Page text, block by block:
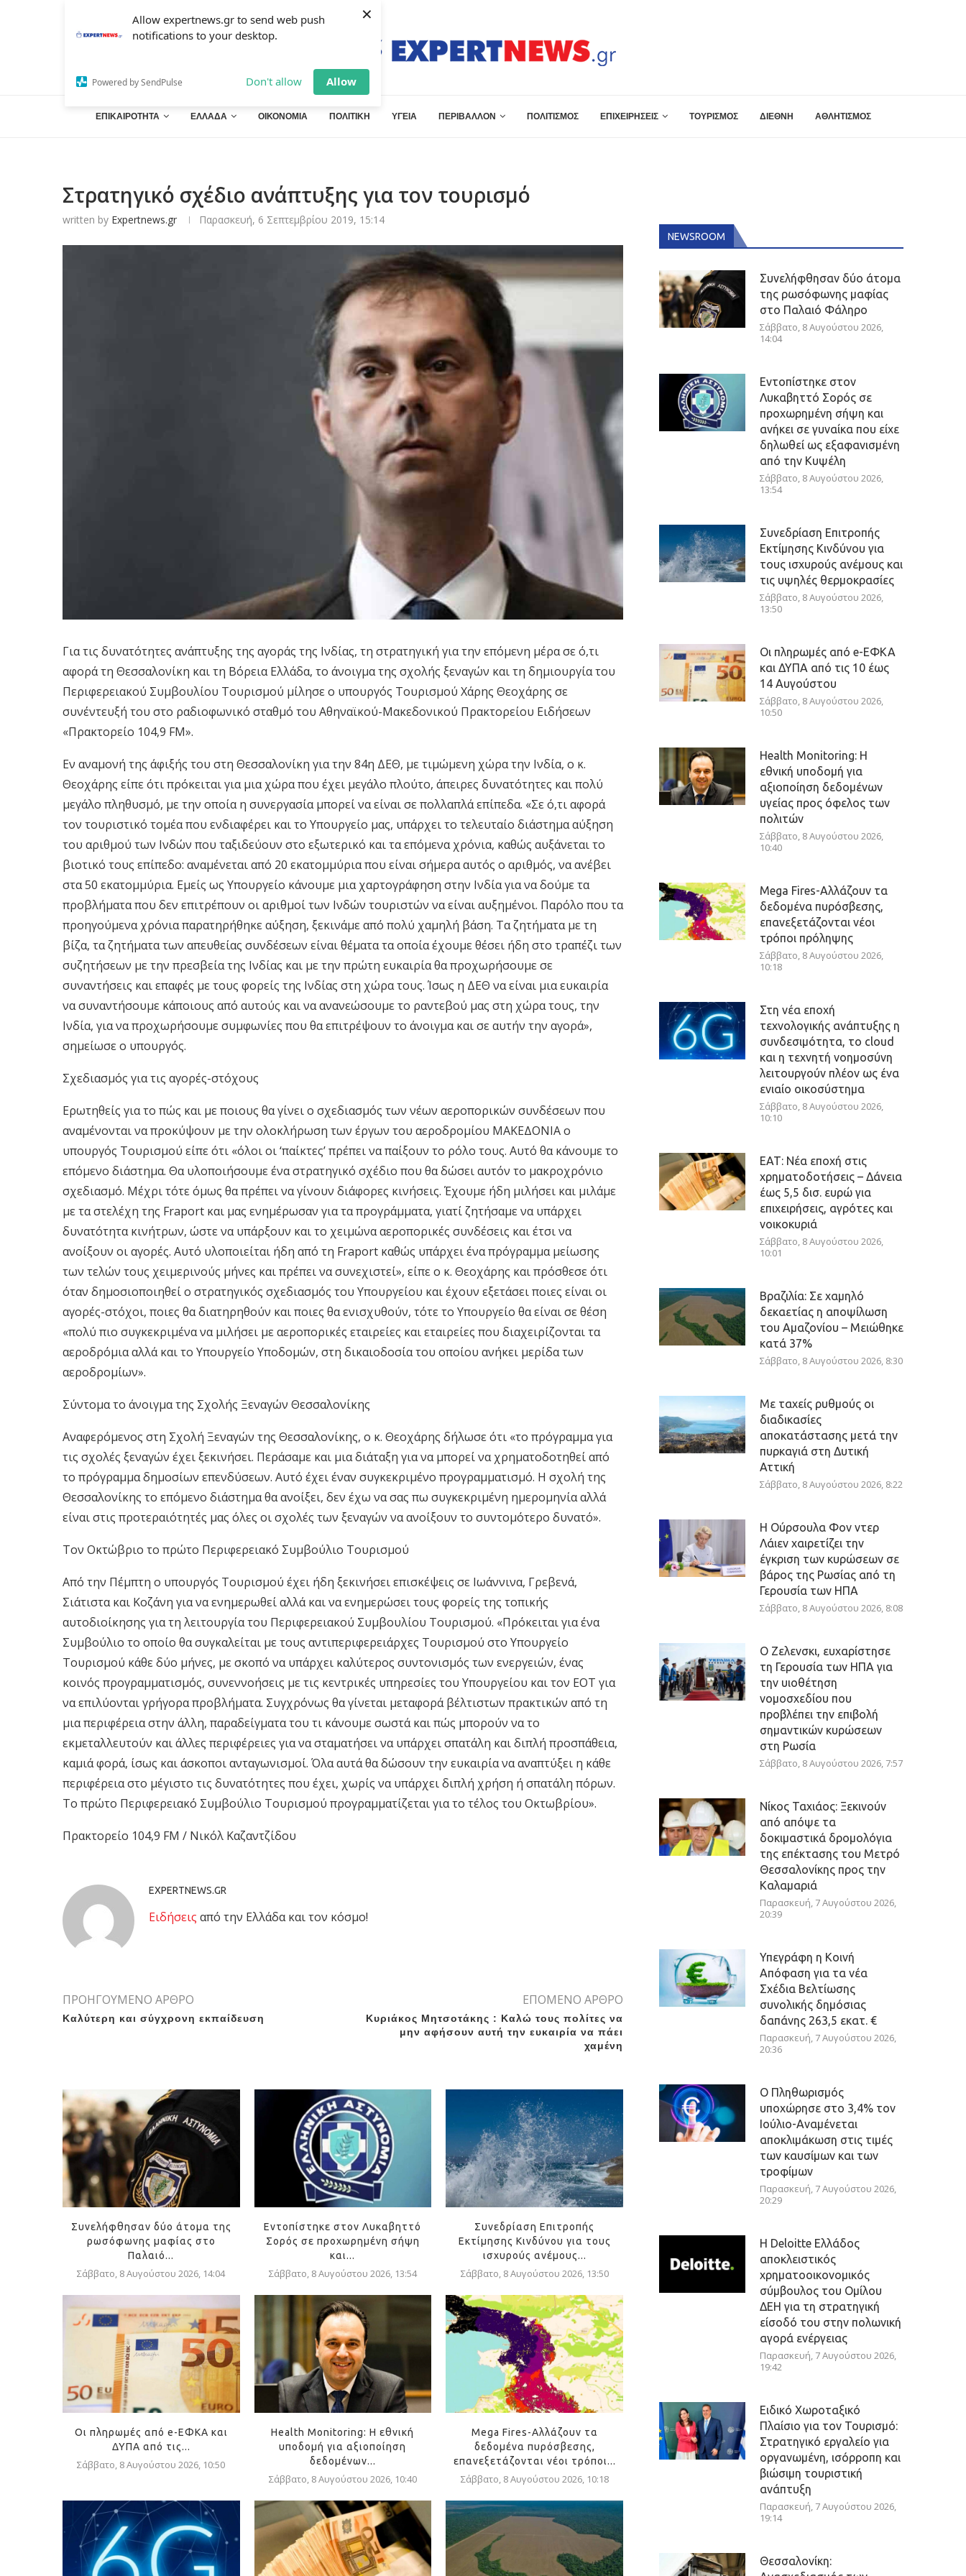
Allow expertnews.gr to send web push
notifications to your desktop.
Powered by SendPulse Don't allow Allow
×
ΕΠΙΚΑΙΡΟΤΗΤΑ ΕΛΛΑΔΑ ΟΙΚΟΝΟΜΙΑ ΠΟΛΙΤΙΚΗ ΥΓΕΙΑ ΠΕΡΙΒΑΛΛΟΝ ΠΟΛΙΤΙΣΜΟΣ ΕΠΙΧΕΙΡΗΣΕΙΣ ΤΟΥΡΙΣΜΟΣ ΔΙΕΘΝΗ ΑΘΛΗΤΙΣΜΟΣ
Στρατηγικό σχέδιο ανάπτυξης για τον τουρισμό
written by Expertnews.gr Παρασκευή, 6 Σεπτεμβρίου 2019, 15:14
Για τις δυνατότητες ανάπτυξης της αγοράς της Ινδίας, τη στρατηγική για την επόμενη μέρα σε ό,τι
αφορά τη Θεσσαλονίκη και τη Βόρεια Ελλάδα, το άνοιγμα της σχολής ξεναγών και τη δημιουργία του
Περιφερειακού Συμβουλίου Τουρισμού μίλησε ο υπουργός Τουρισμού Χάρης Θεοχάρης σε
συνέντευξή του στο ραδιοφωνικό σταθμό του Αθηναϊκού-Μακεδονικού Πρακτορείου Ειδήσεων
«Πρακτορείο 104,9 FM».
Εν αναμονή της άφιξής του στη Θεσσαλονίκη για την 84η ΔΕΘ, με τιμώμενη χώρα την Ινδία, ο κ.
Θεοχάρης είπε ότι πρόκειται για μια χώρα που έχει μεγάλο πλούτο, άπειρες δυνατότητες και πολύ
μεγάλο πληθυσμό, με την οποία η συνεργασία μπορεί να είναι σε πολλαπλά επίπεδα. «Σε ό,τι αφορά
τον τουριστικό τομέα που ενδιαφέρει και το Υπουργείο μας, υπάρχει το τελευταίο διάστημα αύξηση
του αριθμού των Ινδών που ταξιδεύουν στο εξωτερικό και τα επόμενα χρόνια, καθώς αυξάνεται το
βιοτικό τους επίπεδο: αναμένεται από 20 εκατομμύρια που είναι σήμερα αυτός ο αριθμός, να ανέβει
στα 50 εκατομμύρια. Εμείς ως Υπουργείο κάνουμε μια χαρτογράφηση στην Ινδία για να δούμε τα
προβλήματα που δεν επιτρέπουν οι αριθμοί των Ινδών τουριστών να είναι αυξημένοι. Παρόλο που τα
προηγούμενα χρόνια παρατηρήθηκε αύξηση, ξεκινάμε από πολύ χαμηλή βάση. Τα ζητήματα με τη
βίζα, τα ζητήματα των απευθείας συνδέσεων είναι θέματα τα οποία έχουμε θέσει ήδη στο τραπέζι των
συζητήσεων με την πρεσβεία της Ινδίας και με την πρώτη ευκαιρία θα προχωρήσουμε σε
συναντήσεις και επαφές με τους φορείς της Ινδίας στη χώρα τους. Ίσως η ΔΕΘ να είναι μια ευκαιρία
να συναντήσουμε κάποιους από αυτούς και να ανανεώσουμε το ραντεβού μας στη χώρα τους, την
Ινδία, για να προχωρήσουμε συμφωνίες που θα επιτρέψουν το άνοιγμα και σε αυτήν την αγορά»,
σημείωσε ο υπουργός.
Σχεδιασμός για τις αγορές-στόχους
Ερωτηθείς για το πώς και με ποιους θα γίνει ο σχεδιασμός των νέων αεροπορικών συνδέσεων που
αναμένονται να προκύψουν με την ολοκλήρωση των έργων του αεροδρομίου ΜΑΚΕΔΟΝΙΑ ο
υπουργός Τουρισμού είπε ότι «όλοι οι ‘παίκτες’ πρέπει να παίξουν το ρόλο τους. Αυτό θα κάνουμε το
επόμενο διάστημα. Θα υλοποιήσουμε ένα στρατηγικό σχέδιο που θα δώσει αυτόν το μακροχρόνιο
σχεδιασμό. Μέχρι τότε όμως θα πρέπει να γίνουν διάφορες κινήσεις. Έχουμε ήδη μιλήσει και μιλάμε
με τα στελέχη της Fraport και μας ενημέρωσαν για τα προγράμματα, γιατί ζητήσαμε να υπάρχει
δυνατότητα κινήτρων, ώστε να υπάρξουν και το χειμώνα αεροπορικές συνδέσεις και έτσι να
ανοίξουν οι αγορές. Αυτό υλοποιείται ήδη από τη Fraport καθώς υπάρχει ένα πρόγραμμα μείωσης
των τελών τους χειμερινούς μήνες και πρέπει να συνεχιστεί», είπε ο κ. Θεοχάρης και πρόσθεσε ότι
όταν δημοσιοποιηθεί ο στρατηγικός σχεδιασμός του Υπουργείου και έχουν εξετάσει ποιες είναι οι
αγορές-στόχοι, ποιες θα διατηρηθούν και ποιες θα ενισχυθούν, τότε το Υπουργείο θα είναι σε θέση
«πολύ πιο συγκεκριμένα να μιλήσει με αεροπορικές εταιρείες και εταιρείες που διαχειρίζονται τα
αεροδρόμια αλλά και το Υπουργείο Υποδομών, στη δικαιοδοσία του οποίου ανήκει μερίδα των
αεροδρομίων».
Σύντομα το άνοιγμα της Σχολής Ξεναγών Θεσσαλονίκης
Αναφερόμενος στη Σχολή Ξεναγών της Θεσσαλονίκης, ο κ. Θεοχάρης δήλωσε ότι «το πρόγραμμα για
τις σχολές ξεναγών έχει ξεκινήσει. Περάσαμε και μια διάταξη για να μπορεί να χρηματοδοτηθεί από
το πρόγραμμα δημοσίων επενδύσεων. Αυτό έχει έναν συγκεκριμένο προγραμματισμό. Η σχολή της
Θεσσαλονίκης το επόμενο διάστημα θα ανοίξει, δεν έχω να σας πω συγκεκριμένη ημερομηνία αλλά
είναι στις προτεραιότητές μας όλες οι σχολές των ξεναγών να ανοίξουν το συντομότερο δυνατό».
Τον Οκτώβριο το πρώτο Περιφερειακό Συμβούλιο Τουρισμού
Από την Πέμπτη ο υπουργός Τουρισμού έχει ήδη ξεκινήσει επισκέψεις σε Ιωάννινα, Γρεβενά,
Σιάτιστα και Κοζάνη για να ενημερωθεί αλλά και να ενημερώσει τους φορείς της τοπικής
αυτοδιοίκησης για τη λειτουργία του Περιφερειακού Συμβουλίου Τουρισμού. «Πρόκειται για ένα
Συμβούλιο το οποίο θα συγκαλείται με τους αντιπεριφερειάρχες Τουρισμού στο Υπουργείο
Τουρισμού κάθε δύο μήνες, με σκοπό να υπάρχει καλύτερος συντονισμός των ενεργειών, ένας
κοινός προγραμματισμός, συνεννοήσεις με τις κεντρικές υπηρεσίες του Υπουργείου και τον ΕΟΤ για
να επιλύονται γρήγορα προβλήματα. Συγχρόνως θα γίνεται μεταφορά βέλτιστων πρακτικών από τη
μια περιφέρεια στην άλλη, παραδείγματα του τι κάνουμε σωστά και πώς μπορούν να το
εκμεταλλευτούν και άλλες περιφέρειες για να σταματήσει να υπάρχει σπατάλη και διπλή προσπάθεια,
καμιά φορά, ίσως και άσκοποι ανταγωνισμοί. Όλα αυτά θα δώσουν την ευκαιρία να αναπτύξει η κάθε
περιφέρεια στο μέγιστο τις δυνατότητες που έχει, χωρίς να υπάρχει διπλή χρήση ή σπατάλη πόρων.
Το πρώτο Περιφερειακό Συμβούλιο Τουρισμού προγραμματίζεται για το τέλος του Οκτωβρίου».
Πρακτορείο 104,9 FM / Νικόλ Καζαντζίδου
EXPERTNEWS.GR
Eιδήσεις από την Ελλάδα και τον κόσμο!
ΠΡΟΗΓΟΥΜΕΝΟ ΑΡΘΡΟ
Καλύτερη και σύγχρονη εκπαίδευση
ΕΠΟΜΕΝΟ ΑΡΘΡΟ
Κυριάκος Μητσοτάκης : Καλώ τους πολίτες να
μην αφήσουν αυτή την ευκαιρία να πάει
χαμένη
Συνελήφθησαν δύο άτομα της
ρωσόφωνης μαφίας στο
Παλαιό...
Σάββατο, 8 Αυγούστου 2026, 14:04
Εντοπίστηκε στον Λυκαβηττό
Σορός σε προχωρημένη σήψη
και...
Σάββατο, 8 Αυγούστου 2026, 13:54
Συνεδρίαση Επιτροπής
Εκτίμησης Κινδύνου για τους
ισχυρούς ανέμους...
Σάββατο, 8 Αυγούστου 2026, 13:50
Οι πληρωμές από e-ΕΦΚΑ και
ΔΥΠΑ από τις...
Σάββατο, 8 Αυγούστου 2026, 10:50
Health Monitoring: Η εθνική
υποδομή για αξιοποίηση
δεδομένων...
Σάββατο, 8 Αυγούστου 2026, 10:40
Mega Fires-Αλλάζουν τα
δεδομένα πυρόσβεσης,
επανεξετάζονται νέοι τρόποι...
Σάββατο, 8 Αυγούστου 2026, 10:18
NEWSROOM
Συνελήφθησαν δύο άτομα
της ρωσόφωνης μαφίας
στο Παλαιό Φάληρο
Σάββατο, 8 Αυγούστου 2026,
14:04
Εντοπίστηκε στον
Λυκαβηττό Σορός σε
προχωρημένη σήψη και
ανήκει σε γυναίκα που είχε
δηλωθεί ως εξαφανισμένη
από την Κυψέλη
Σάββατο, 8 Αυγούστου 2026,
13:54
Συνεδρίαση Επιτροπής
Εκτίμησης Κινδύνου για
τους ισχυρούς ανέμους και
τις υψηλές θερμοκρασίες
Σάββατο, 8 Αυγούστου 2026,
13:50
Οι πληρωμές από e-ΕΦΚΑ
και ΔΥΠΑ από τις 10 έως
14 Αυγούστου
Σάββατο, 8 Αυγούστου 2026,
10:50
Health Monitoring: Η
εθνική υποδομή για
αξιοποίηση δεδομένων
υγείας προς όφελος των
πολιτών
Σάββατο, 8 Αυγούστου 2026,
10:40
Mega Fires-Αλλάζουν τα
δεδομένα πυρόσβεσης,
επανεξετάζονται νέοι
τρόποι πρόληψης
Σάββατο, 8 Αυγούστου 2026,
10:18
Στη νέα εποχή
τεχνολογικής ανάπτυξης η
συνδεσιμότητα, το cloud
και η τεχνητή νοημοσύνη
λειτουργούν πλέον ως ένα
ενιαίο οικοσύστημα
Σάββατο, 8 Αυγούστου 2026,
10:10
ΕΑΤ: Νέα εποχή στις
χρηματοδοτήσεις – Δάνεια
έως 5,5 δισ. ευρώ για
επιχειρήσεις, αγρότες και
νοικοκυριά
Σάββατο, 8 Αυγούστου 2026,
10:01
Βραζιλία: Σε χαμηλό
δεκαετίας η αποψίλωση
του Αμαζονίου – Μειώθηκε
κατά 37%
Σάββατο, 8 Αυγούστου 2026, 8:30
Με ταχείς ρυθμούς οι
διαδικασίες
αποκατάστασης μετά την
πυρκαγιά στη Δυτική
Αττική
Σάββατο, 8 Αυγούστου 2026, 8:22
Η Ούρσουλα Φον ντερ
Λάιεν χαιρετίζει την
έγκριση των κυρώσεων σε
βάρος της Ρωσίας από τη
Γερουσία των ΗΠΑ
Σάββατο, 8 Αυγούστου 2026, 8:08
Ο Ζελενσκι, ευχαρίστησε
τη Γερουσία των ΗΠΑ για
την υιοθέτηση
νομοσχεδίου που
προβλέπει την επιβολή
σημαντικών κυρώσεων
στη Ρωσία
Σάββατο, 8 Αυγούστου 2026, 7:57
Νίκος Ταχιάος: Ξεκινούν
από απόψε τα
δοκιμαστικά δρομολόγια
της επέκτασης του Μετρό
Θεσσαλονίκης προς την
Καλαμαριά
Παρασκευή, 7 Αυγούστου 2026,
20:39
Υπεγράφη η Κοινή
Απόφαση για τα νέα
Σχέδια Βελτίωσης
συνολικής δημόσιας
δαπάνης 263,5 εκατ. €
Παρασκευή, 7 Αυγούστου 2026,
20:36
Ο Πληθωρισμός
υποχώρησε στο 3,4% τον
Ιούλιο-Αναμένεται
αποκλιμάκωση στις τιμές
των καυσίμων και των
τροφίμων
Παρασκευή, 7 Αυγούστου 2026,
20:29
Η Deloitte Ελλάδος
αποκλειστικός
χρηματοοικονομικός
σύμβουλος του Ομίλου
ΔΕΗ για τη στρατηγική
είσοδό του στην πολωνική
αγορά ενέργειας
Παρασκευή, 7 Αυγούστου 2026,
19:42
Ειδικό Χωροταξικό
Πλαίσιο για τον Τουρισμό:
Στρατηγικό εργαλείο για
οργανωμένη, ισόρροπη και
βιώσιμη τουριστική
ανάπτυξη
Παρασκευή, 7 Αυγούστου 2026,
19:14
Θεσσαλονίκη: